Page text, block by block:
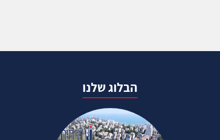
הבלוג שלנו